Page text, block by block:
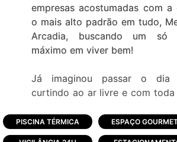
empresas acostumadas com a
o mais alto padrão em tudo,
Arcadia, buscando um só
máximo em viver bem!
Já imaginou passar o dia
curtindo ao ar livre e com toda
diversão? Ver os filhos
aproveitando cada segundo de
PISCINA TÉRMICA ESPAÇO